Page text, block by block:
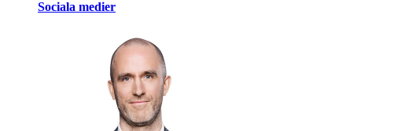
Sociala medier